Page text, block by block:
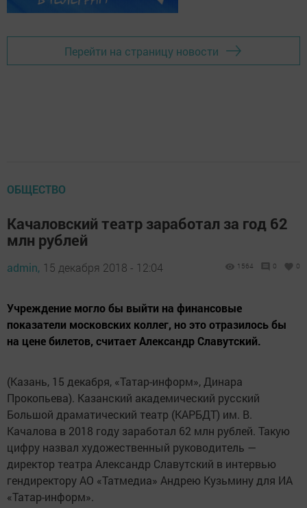
Перейти на страницу новости
ОБЩЕСТВО
Качаловский театр заработал за год 62
млн рублей
admin, 15 декабря 2018 - 12:04 1564 0 0
Учреждение могло бы выйти на финансовые
показатели московских коллег, но это отразилось бы
на цене билетов, считает Александр Славутский.
(Казань, 15 декабря, «Татар-информ», Динара
Прокопьева). Казанский академический русский
Большой драматический театр (КАРБДТ) им. В.
Качалова в 2018 году заработал 62 млн рублей. Такую
цифру назвал художественный руководитель —
директор театра Александр Славутский в интервью
гендиректору АО «Татмедиа» Андрею Кузьмину для ИА
«Татар-информ».